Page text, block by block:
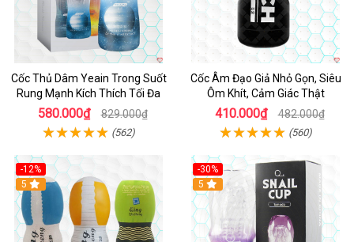
Cốc Thủ Dâm Yeain Trong Suốt
Rung Mạnh Kích Thích Tối Đa
580.000₫ 829.000₫
(562)
Cốc Âm Đạo Giả Nhỏ Gọn, Siêu
Ôm Khít, Cảm Giác Thật
410.000₫ 482.000₫
(560)
-12%
5
-30%
5